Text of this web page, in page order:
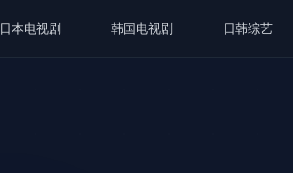
日本电视剧 韩国电视剧 日韩综艺